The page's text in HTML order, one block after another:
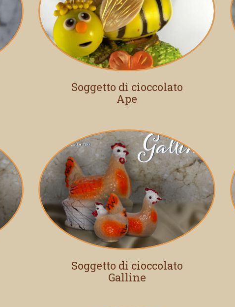
Soggetto di cioccolato
Ape
Soggetto di cioccolato
Galline